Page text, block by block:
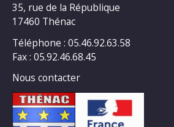
35, rue de la République
17460 Thénac
Téléphone : 05.46.92.63.58
Fax : 05.92.46.68.45
Nous contacter